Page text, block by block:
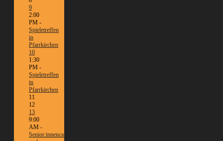
9
2:00
PM -
Spieletreffen
in
Pfarrkirchen
10
1:30
PM -
Spieletreffen
in
Pfarrkirchen
11
12
13
9:00
AM -
Senior:innencafé